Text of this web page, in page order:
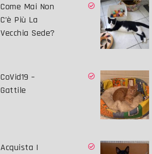
Come Mai Non
C’è Più La
Vecchia Sede?
CoVid19 –
Gattile
Acquista I